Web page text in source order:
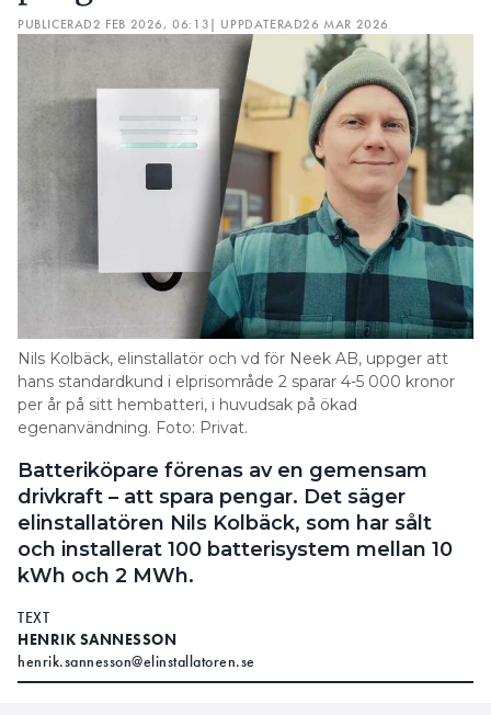
PUBLICERAD2 FEB 2026, 06:13| UPPDATERAD26 MAR 2026
Nils Kolbäck, elinstallatör och vd för Neek AB, uppger att
hans standardkund i elprisområde 2 sparar 4-5 000 kronor
per år på sitt hembatteri, i huvudsak på ökad
egenanvändning. Foto: Privat.
Batteriköpare förenas av en gemensam
drivkraft – att spara pengar. Det säger
elinstallatören Nils Kolbäck, som har sålt
och installerat 100 batterisystem mellan 10
kWh och 2 MWh.
TEXT
HENRIK SANNESSON
henrik.sannesson@elinstallatoren.se